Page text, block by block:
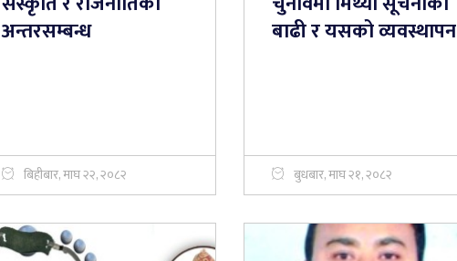
अन्तरसम्बन्ध
बिहीबार, माघ २२, २०८२
बाढी र यसको व्यवस्थापन
बुधबार, माघ २१, २०८२